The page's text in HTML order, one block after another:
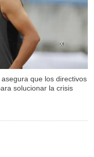
que los directivos
solucionar la crisis
X